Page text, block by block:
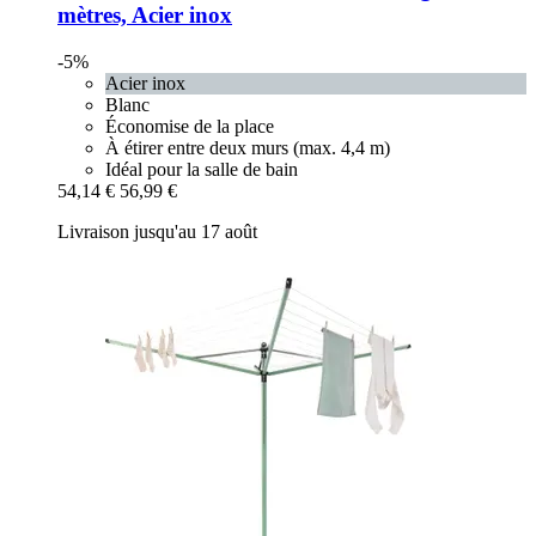
mètres, Acier inox
-5%
Acier inox
Blanc
Économise de la place
À étirer entre deux murs (max. 4,4 m)
Idéal pour la salle de bain
54,14 € 56,99 €
Livraison jusqu'au 17 août